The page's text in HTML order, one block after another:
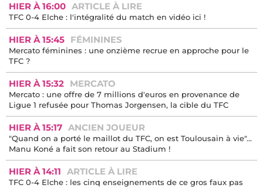
HIER À 16:00 ARTICLE À LIRE
TFC 0-4 Elche : l'intégralité du match en vidéo ici !
HIER À 15:45 FÉMININES
Mercato féminines : une onzième recrue en approche pour le
TFC ?
HIER À 15:32 MERCATO
Mercato : une offre de 7 millions d'euros en provenance de
Ligue 1 refusée pour Thomas Jorgensen, la cible du TFC
HIER À 15:17 ANCIEN JOUEUR
"Quand on a porté le maillot du TFC, on est Toulousain à vie"...
Manu Koné a fait son retour au Stadium !
HIER À 14:11 ARTICLE À LIRE
TFC 0-4 Elche : les cinq enseignements de ce gros faux pas